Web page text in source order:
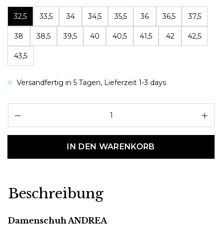
32,5 33,5 34 34,5 35,5 36 36,5 37,5
38 38,5 39,5 40 40,5 41,5 42 42,5
43,5
Versandfertig in 5 Tagen, Lieferzeit 1-3 days
IN DEN WARENKORB
Beschreibung
Damenschuh ANDREA